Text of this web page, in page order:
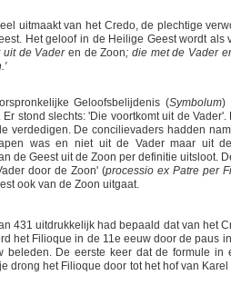
uitmaakt van het Credo, de plechtige
Het geloof in de Heilige Geest wordt
uit de Vader en de Zoon; die met de Vader
Geloofsbelijdenis (Symbolum)
stond slechts: 'Die voortkomt uit de
verdedigen. De concilievaders hadden
was en niet uit de Vader maar uit
de Geest uit de Zoon per definitie uitsloot.
door de Zoon' (processio ex Patre per
ook van de Zoon uitgaat.
431 uitdrukkelijk had bepaald dat van het
het Filioque in de 11e eeuw door de paus
beleden. De eerste keer dat de formule
drong het Filioque door tot het hof van